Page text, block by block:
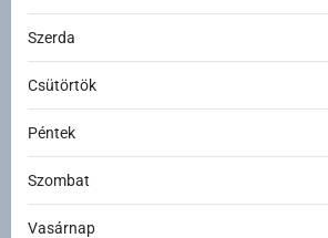
Szerda
Csütörtök
Péntek
Szombat
Vasárnap